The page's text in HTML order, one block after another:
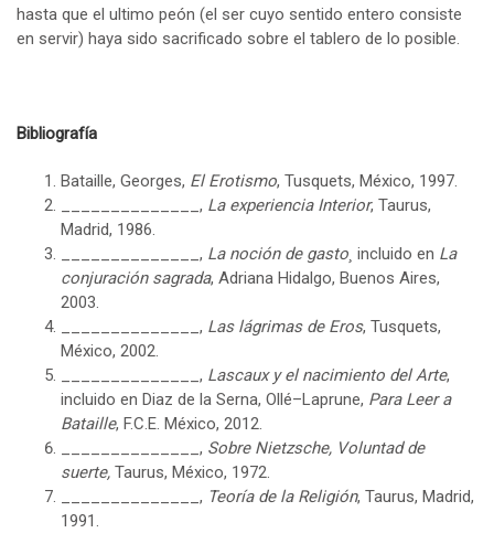
hasta que el ultimo peón (el ser cuyo sentido entero consiste
en servir) haya sido sacrificado sobre el tablero de lo posible.
Bibliografía
Bataille, Georges, El Erotismo, Tusquets, México, 1997.
______________, La experiencia Interior, Taurus,
Madrid, 1986.
______________, La noción de gasto¸ incluido en La
conjuración sagrada, Adriana Hidalgo, Buenos Aires,
2003.
______________, Las lágrimas de Eros, Tusquets,
México, 2002.
______________, Lascaux y el nacimiento del Arte,
incluido en Diaz de la Serna, Ollé–Laprune, Para Leer a
Bataille, F.C.E. México, 2012.
______________, Sobre Nietzsche, Voluntad de
suerte, Taurus, México, 1972.
______________, Teoría de la Religión, Taurus, Madrid,
1991.